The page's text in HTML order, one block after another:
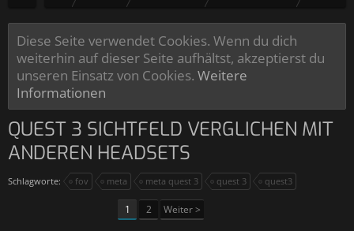
Diese Seite verwendet Cookies. Wenn du dich
weiterhin auf dieser Seite aufhältst, akzeptierst du
unseren Einsatz von Cookies. Weitere
Informationen
QUEST 3 SICHTFELD VERGLICHEN MIT
ANDEREN HEADSETS
Schlagworte: fov meta meta quest 3 quest 3 quest3
1 2 Weiter >